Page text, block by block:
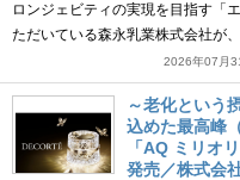
ロンジェビティの実現を目指す「
ただいている森永乳業株式会社が
2026年07月
～老化という
込めた最高峰
「AQ ミリオ
発売／株式会